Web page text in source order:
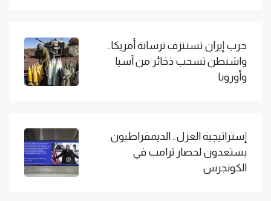
حرب إيران تستنزف ترسانة أمريكا..
واشنطن تسحب ذخائر من آسيا
وأوروبا
إستراتيجية العزل.. الديمقراطيون
يستعدون لحصار ترامب في
الكونجرس